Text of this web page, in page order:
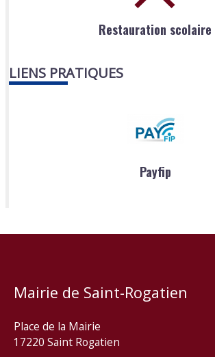
Restauration scolaire
LIENS PRATIQUES
Payfip
Mairie de Saint-Rogatien
Place de la Mairie
17220 Saint Rogatien